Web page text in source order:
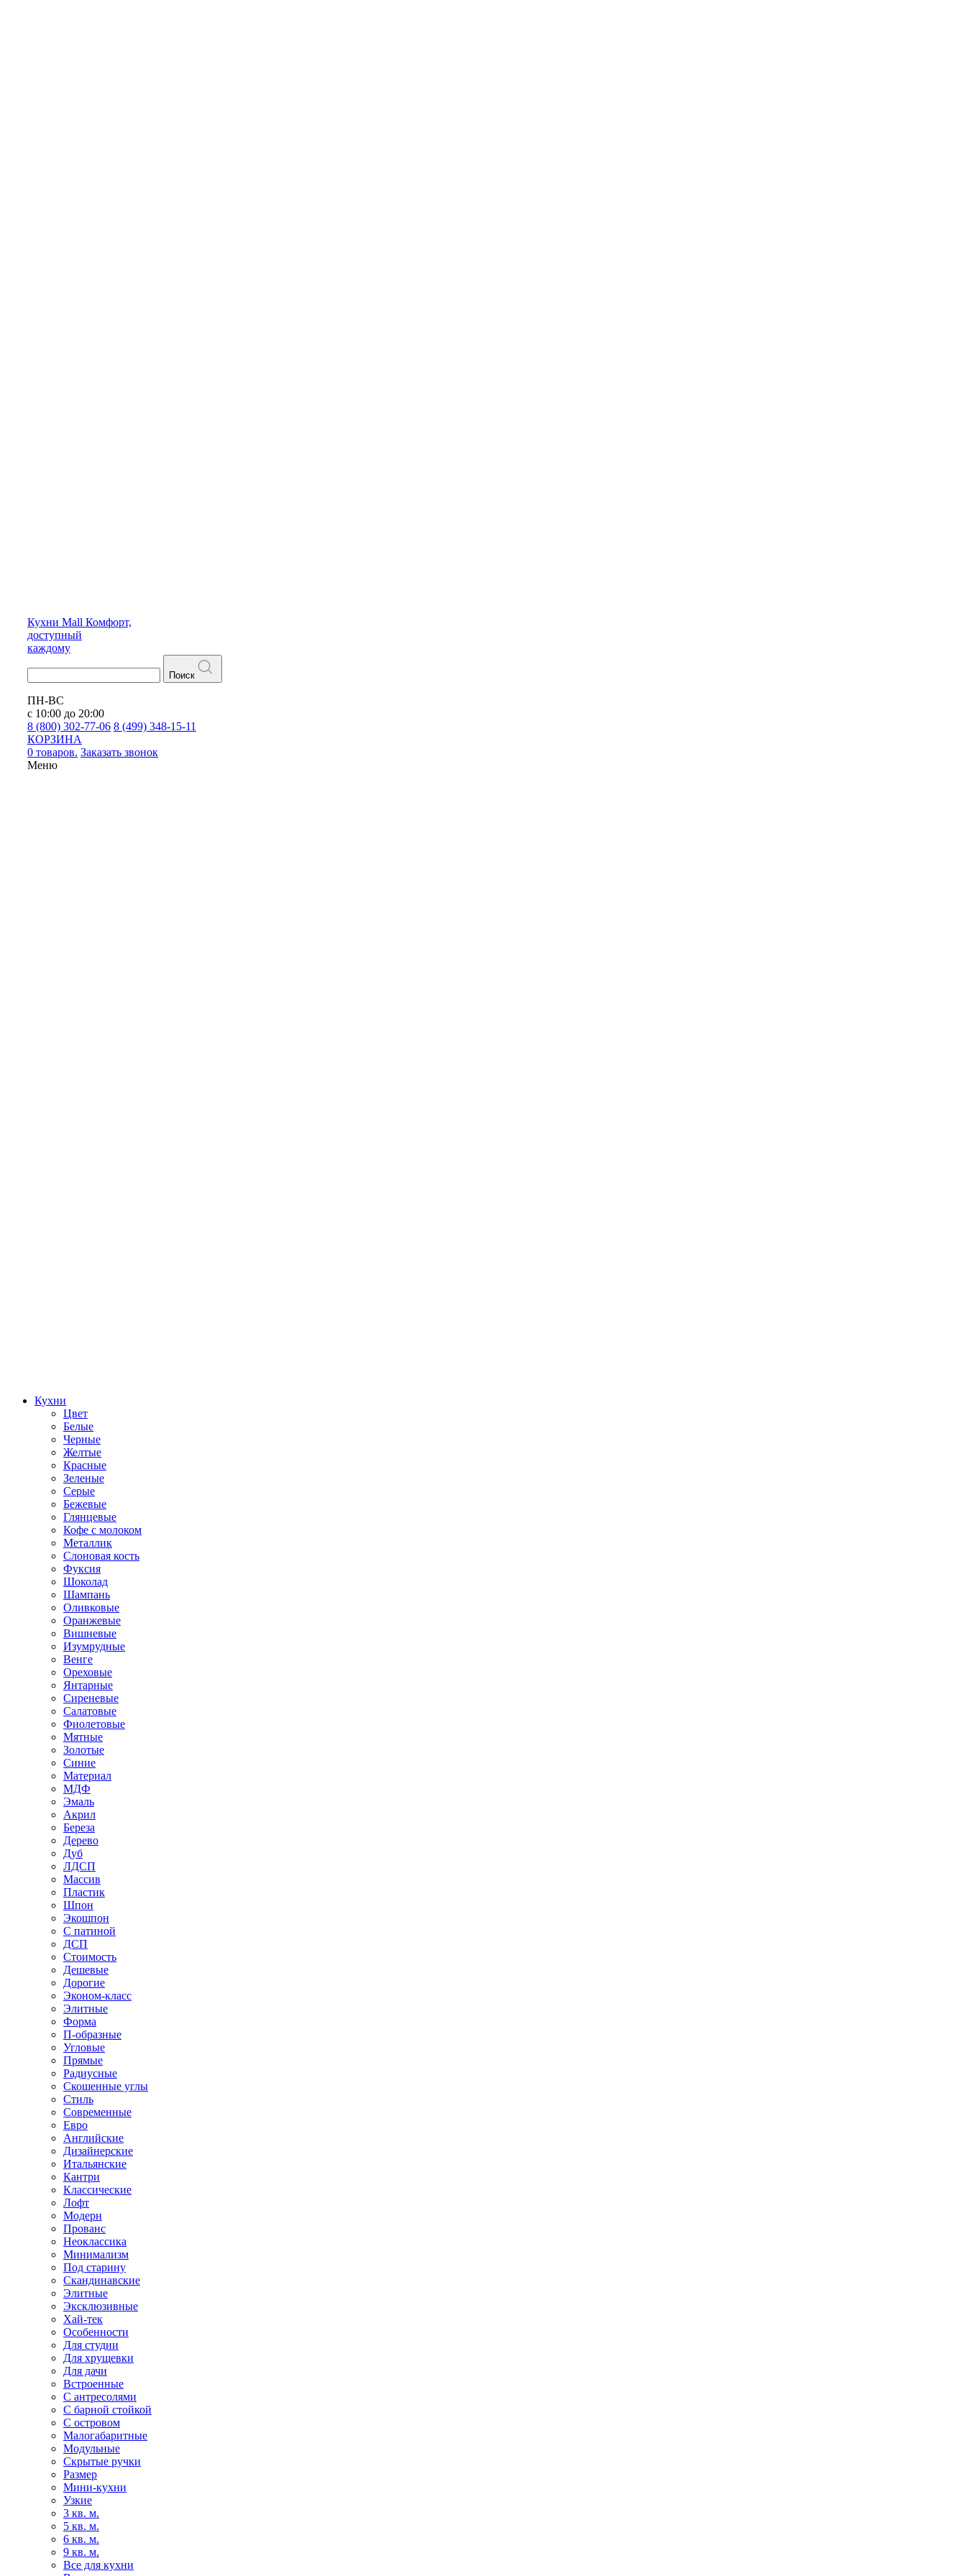
Кухни Mall Комфорт,
доступный
каждому
Поиск
ПН-ВС
с 10:00 до 20:00
8 (800) 302-77-06 8 (499) 348-15-11
КОРЗИНА
0 товаров. Заказать звонок
Меню
Кухни
Цвет
Белые
Черные
Желтые
Красные
Зеленые
Серые
Бежевые
Глянцевые
Кофе с молоком
Металлик
Слоновая кость
Фуксия
Шоколад
Шампань
Оливковые
Оранжевые
Вишневые
Изумрудные
Венге
Ореховые
Янтарные
Сиреневые
Салатовые
Фиолетовые
Мятные
Золотые
Синие
Материал
МДФ
Эмаль
Акрил
Береза
Дерево
Дуб
ЛДСП
Массив
Пластик
Шпон
Экошпон
С патиной
ДСП
Стоимость
Дешевые
Дорогие
Эконом-класс
Элитные
Форма
П-образные
Угловые
Прямые
Радиусные
Скошенные углы
Стиль
Современные
Евро
Английские
Дизайнерские
Итальянские
Кантри
Классические
Лофт
Модерн
Прованс
Неоклассика
Минимализм
Под старину
Скандинавские
Элитные
Эксклюзивные
Хай-тек
Особенности
Для студии
Для хрущевки
Для дачи
Встроенные
С антресолями
С барной стойкой
С островом
Малогабаритные
Модульные
Скрытые ручки
Размер
Мини-кухни
Узкие
3 кв. м.
5 кв. м.
6 кв. м.
9 кв. м.
Все для кухни